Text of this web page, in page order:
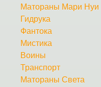
Матораны Мари Нуи
Гидрука
Фантока
Мистика
Воины
Транспорт
Матораны Света